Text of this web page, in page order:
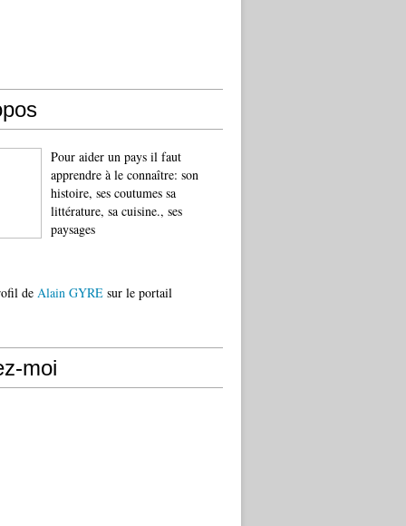
Pour aider un pays il faut
apprendre à le connaître: son
histoire, ses coutumes sa
littérature, sa cuisine., ses
paysages
de Alain GYRE sur le portail
moi